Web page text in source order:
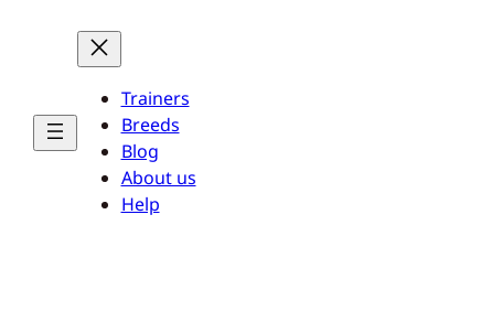
Trainers
Breeds
Blog
About us
Help